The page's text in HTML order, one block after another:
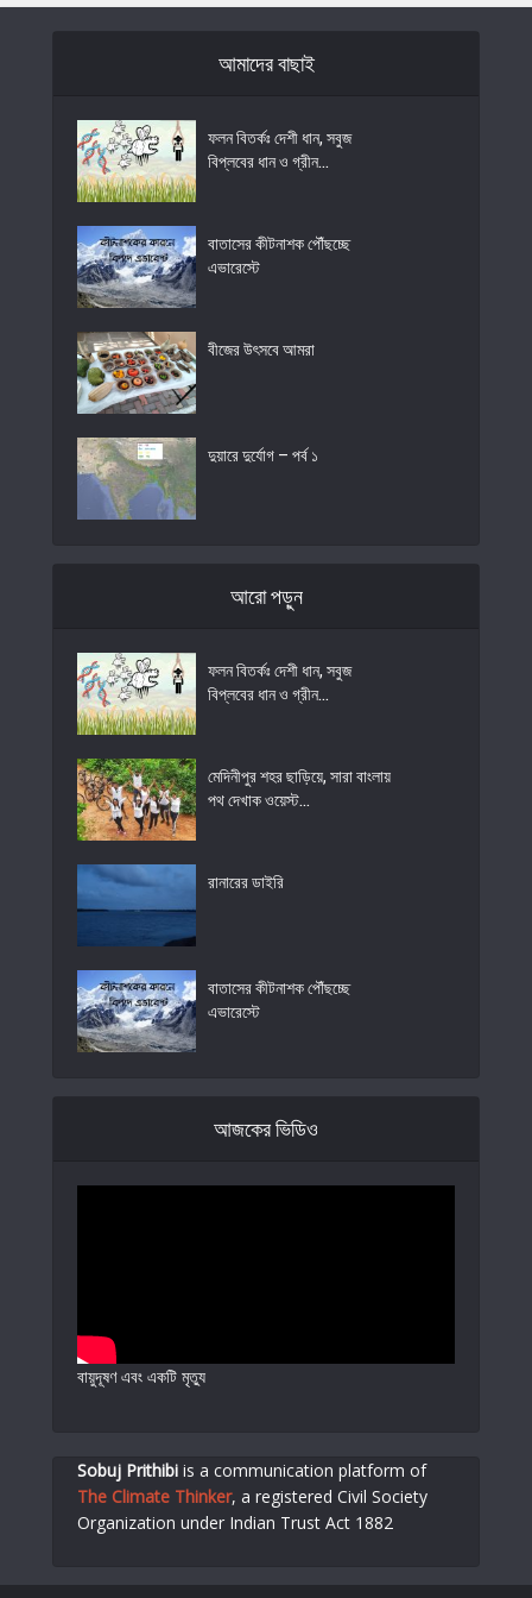
আমাদের বাছাই
ফলন বিতর্কঃ দেশী ধান, সবুজ
বিপ্লবের ধান ও গ্রীন...
বাতাসের কীটনাশক পৌঁছচ্ছে
এভারেস্টে
বীজের উৎসবে আমরা
দুয়ারে দুর্যোগ – পর্ব ১
আরো পড়ুন
ফলন বিতর্কঃ দেশী ধান, সবুজ
বিপ্লবের ধান ও গ্রীন...
মেদিনীপুর শহর ছাড়িয়ে, সারা বাংলায়
পথ দেখাক ওয়েস্ট...
রানারের ডাইরি
বাতাসের কীটনাশক পৌঁছচ্ছে
এভারেস্টে
আজকের ভিডিও
বায়ুদূষণ এবং একটি মৃত্যু
Sobuj Prithibi is a communication platform of
The Climate Thinker, a registered Civil Society
Organization under Indian Trust Act 1882